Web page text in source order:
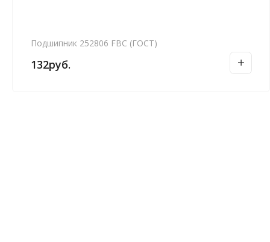
Подшипник 252806 FBC (ГОСТ)
132руб.